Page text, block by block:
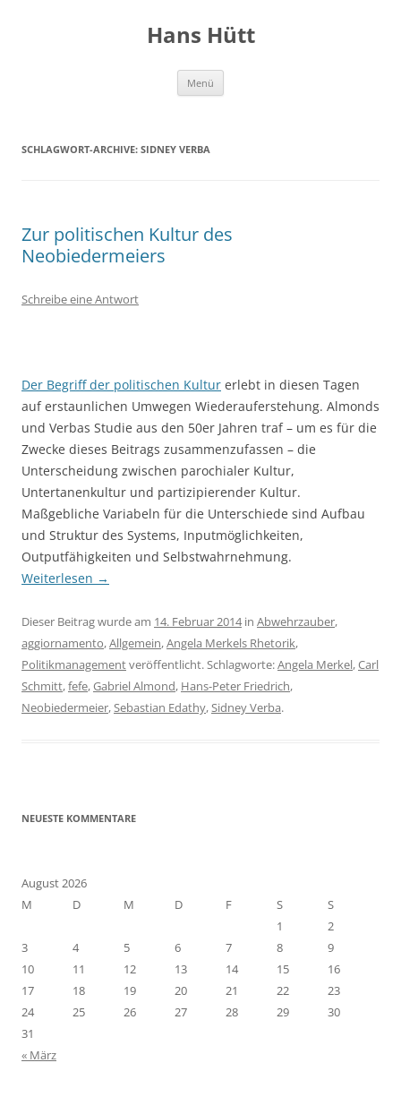
Hans Hütt
Menü
SCHLAGWORT-ARCHIVE: SIDNEY VERBA
Zur politischen Kultur des
Neobiedermeiers
Schreibe eine Antwort
Der Begriff der politischen Kultur erlebt in diesen Tagen
auf erstaunlichen Umwegen Wiederauferstehung. Almonds
und Verbas Studie aus den 50er Jahren traf – um es für die
Zwecke dieses Beitrags zusammenzufassen – die
Unterscheidung zwischen parochialer Kultur,
Untertanenkultur und partizipierender Kultur.
Maßgebliche Variabeln für die Unterschiede sind Aufbau
und Struktur des Systems, Inputmöglichkeiten,
Outputfähigkeiten und Selbstwahrnehmung.
Weiterlesen →
Dieser Beitrag wurde am 14. Februar 2014in Abwehrzauber,
aggiornamento,Allgemein,Angela Merkels Rhetorik,
Politikmanagementveröffentlicht. Schlagworte:Angela Merkel,Carl
Schmitt,fefe,Gabriel Almond, Hans-Peter Friedrich,
Neobiedermeier,Sebastian Edathy,Sidney Verba.
NEUESTE KOMMENTARE
August 2026
M
D M D F S
S
1
2
3
4 5 6 7 8
9
10
11 12 13 14 15
16
17
18 19 20 21 22
23
24
25 26 27 28 29
30
31
« März